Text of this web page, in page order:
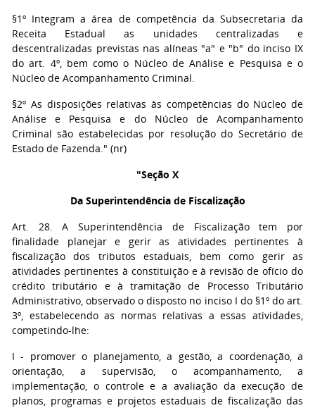
§1º Integram a área de competência da Subsecretaria da
Receita Estadual as unidades centralizadas e
descentralizadas previstas nas alíneas "a" e "b" do inciso IX
do art. 4º, bem como o Núcleo de Análise e Pesquisa e o
Núcleo de Acompanhamento Criminal.
§2º As disposições relativas às competências do Núcleo de
Análise e Pesquisa e do Núcleo de Acompanhamento
Criminal são estabelecidas por resolução do Secretário de
Estado de Fazenda." (nr)
"Seção X
Da Superintendência de Fiscalização
Art. 28. A Superintendência de Fiscalização tem por
finalidade planejar e gerir as atividades pertinentes à
fiscalização dos tributos estaduais, bem como gerir as
atividades pertinentes à constituição e à revisão de ofício do
crédito tributário e à tramitação de Processo Tributário
Administrativo, observado o disposto no inciso I do §1º do art.
3º, estabelecendo as normas relativas a essas atividades,
competindo-lhe:
I - promover o planejamento, a gestão, a coordenação, a
orientação, a supervisão, o acompanhamento, a
implementação, o controle e a avaliação da execução de
planos, programas e projetos estaduais de fiscalização das